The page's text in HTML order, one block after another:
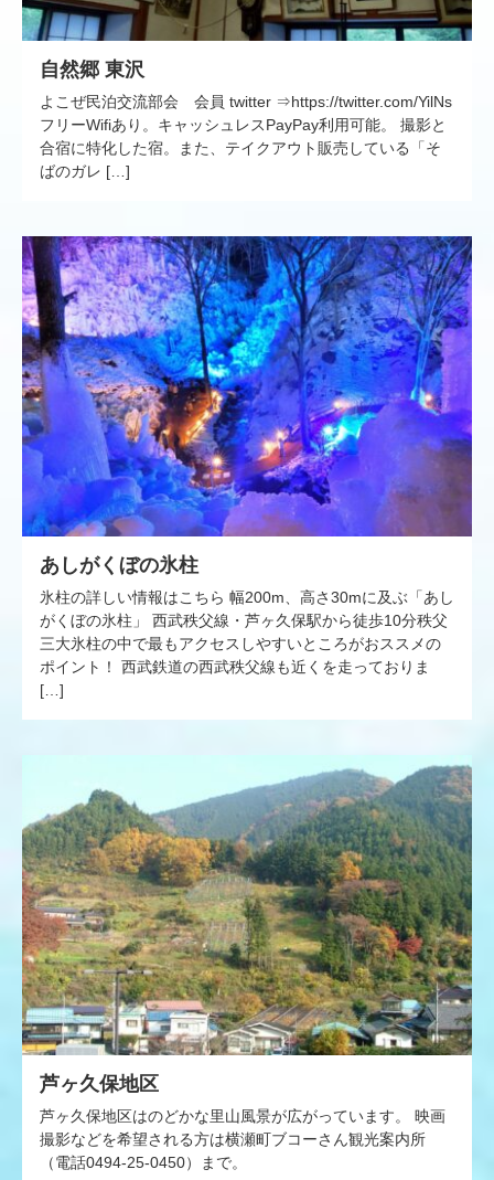
自然郷 東沢
よこぜ民泊交流部会 会員 twitter ⇒https://twitter.com/YilNs
フリーWifiあり。キャッシュレスPayPay利用可能。 撮影と
合宿に特化した宿。また、テイクアウト販売している「そ
ばのガレ […]
あしがくぼの氷柱
氷柱の詳しい情報はこちら 幅200m、高さ30mに及ぶ「あし
がくぼの氷柱」 西武秩父線・芦ヶ久保駅から徒歩10分秩父
三大氷柱の中で最もアクセスしやすいところがおススメの
ポイント！ 西武鉄道の西武秩父線も近くを走っておりま
[…]
芦ヶ久保地区
芦ヶ久保地区はのどかな里山風景が広がっています。 映画
撮影などを希望される方は横瀬町ブコーさん観光案内所
（電話0494-25-0450）まで。